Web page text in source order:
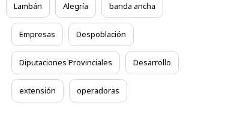
Lambán Alegría banda ancha
Empresas Despoblación
Diputaciones Provinciales Desarrollo
extensión operadoras